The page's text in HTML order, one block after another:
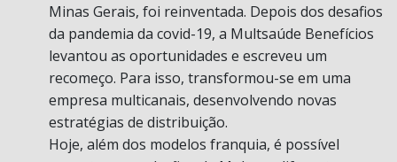
Minas Gerais, foi reinventada. Depois dos desafios
da pandemia da covid-19, a Multsaúde Benefícios
levantou as oportunidades e escreveu um
recomeço. Para isso, transformou-se em uma
empresa multicanais, desenvolvendo novas
estratégias de distribuição.
Hoje, além dos modelos franquia, é possível